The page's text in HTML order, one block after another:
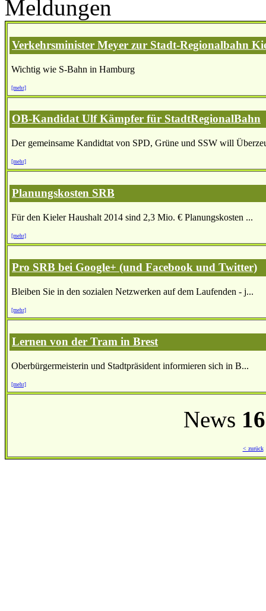
Meldungen
Verkehrsminister Meyer zur Stadt-Regionalbahn
Wichtig wie S-Bahn in Hamburg
[mehr]
OB-Kandidat Ulf Kämpfer für StadtRegionalBahn
Der gemeinsame Kandidtat von SPD, Grüne und SSW will
[mehr]
Planungskosten SRB
Für den Kieler Haushalt 2014 sind 2,3 Mio. € Planungskosten ...
[mehr]
Pro SRB bei Google+ (und Facebook und Twitter)
Bleiben Sie in den sozialen Netzwerken auf dem Laufenden - j...
[mehr]
Lernen von der Tram in Brest
Oberbürgermeisterin und Stadtpräsident informieren sich in B...
[mehr]
News
< zurück